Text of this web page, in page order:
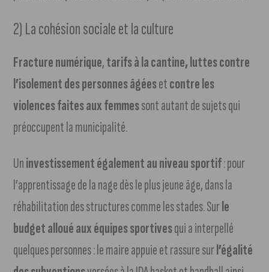
2) La cohésion sociale et la culture
Fracture numérique,tarifs à la cantine,luttes contre
l’isolement des personnes âgéesetcontre les
violences faites aux femmessont autant de sujets qui
préoccupent la municipalité.
Uninvestissement également au niveau sportif: pour
l’apprentissage de la nage dès le plus jeune âge, dans la
réhabilitation des structures comme les stades. Surle
budget alloué aux équipes sportivesqui a interpellé
quelques personnes : le maire appuie et rassure surl’égalité